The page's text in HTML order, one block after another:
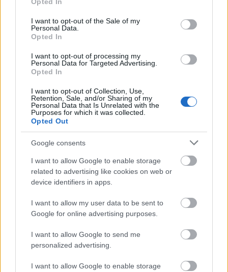
use your data for below specified purposes in below Google
consent section.
I want to opt-out of the Sale of my
Personal Data.
Opted In
I want to opt-out of processing my
Personal Data for Targeted Advertising.
Opted In
I want to opt-out of Collection, Use,
Retention, Sale, and/or Sharing of my
Personal Data that Is Unrelated with the
Purposes for which it was collected.
Opted Out
Google consents
I want to allow Google to enable storage
related to advertising like cookies on web or
device identifiers in apps.
I want to allow my user data to be sent to
Google for online advertising purposes.
I want to allow Google to send me
personalized advertising.
I want to allow Google to enable storage
Megosztás
Messengeren
Itt állíthatod be, hogy a Google
keresőben könnyebben megtaláld a
glamour.hu cikkeit
Kövesd a Glamour cikkeit a Google hírekben